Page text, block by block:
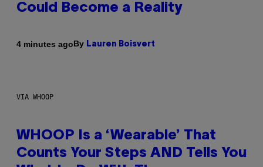
Could Become a Reality
4 minutes agoBy Lauren Boisvert
VIA WHOOP
WHOOP Is a ‘Wearable’ That
Counts Your Steps AND Tells You